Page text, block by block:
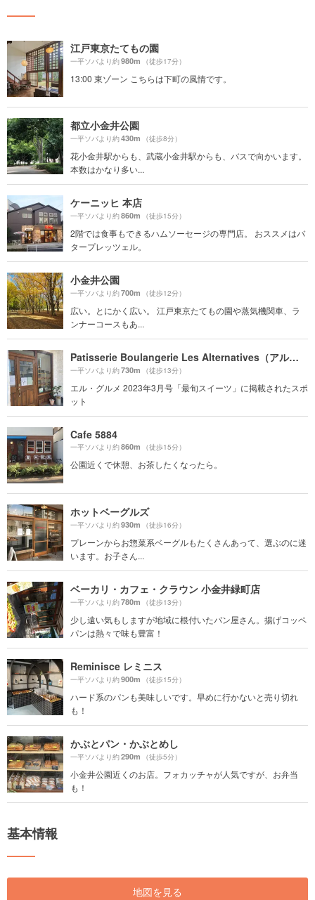
江戸東京たてもの園
一平ソバより約980m （徒歩17分）
13:00 東ゾーン こちらは下町の風情です。
都立小金井公園
一平ソバより約430m （徒歩8分）
花小金井駅からも、武蔵小金井駅からも、バスで向かいます。
本数はかなり多い...
ケーニッヒ 本店
一平ソバより約860m （徒歩15分）
2階では食事もできるハムソーセージの専門店。 おススメはバ
タープレッツェル。
小金井公園
一平ソバより約700m （徒歩12分）
広い。とにかく広い。 江戸東京たてもの園や蒸気機関車、ラ
ンナーコースもあ...
Patisserie Boulangerie Les Alternatives（アルタナティブ）
一平ソバより約730m （徒歩13分）
エル・グルメ 2023年3月号「最旬スイーツ」に掲載されたスポ
ット
Cafe 5884
一平ソバより約860m （徒歩15分）
公園近くで休憩、お茶したくなったら。
ホットベーグルズ
一平ソバより約930m （徒歩16分）
プレーンからお惣菜系ベーグルもたくさんあって、選ぶのに迷
います。お子さん...
ベーカリ・カフェ・クラウン 小金井緑町店
一平ソバより約780m （徒歩13分）
少し遠い気もしますが地域に根付いたパン屋さん。揚げコッペ
パンは熱々で味も豊富！
Reminisce レミニス
一平ソバより約900m （徒歩15分）
ハード系のパンも美味しいです。早めに行かないと売り切れ
も！
かぶとパン・かぶとめし
一平ソバより約290m （徒歩5分）
小金井公園近くのお店。フォカッチャが人気ですが、お弁当
も！
基本情報
地図を見る